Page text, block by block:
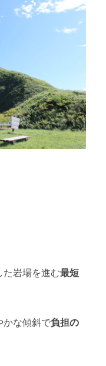
た岩場を進む最短
かな傾斜で負担の